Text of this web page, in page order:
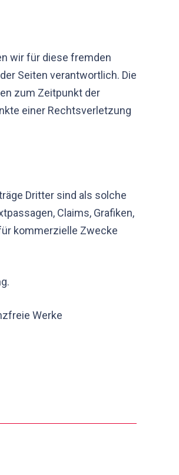
wir für diese fremden
Seiten verantwortlich. Die
zum Zeitpunkt der
einer Rechtsverletzung
Dritter sind als solche
Claims, Grafiken,
kommerzielle Zwecke
Werke